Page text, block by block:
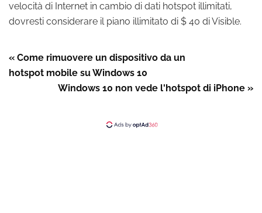
velocità di Internet in cambio di dati hotspot illimitati,
dovresti considerare il piano illimitato di $ 40 di Visible.
« Come rimuovere un dispositivo da un
hotspot mobile su Windows 10
Windows 10 non vede l'hotspot di iPhone »